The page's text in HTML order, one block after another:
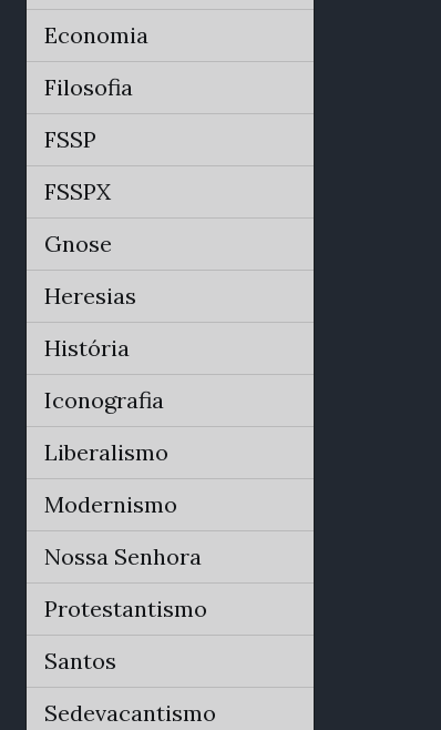
Economia
Filosofia
FSSP
FSSPX
Gnose
Heresias
História
Iconografia
Liberalismo
Modernismo
Nossa Senhora
Protestantismo
Santos
Sedevacantismo